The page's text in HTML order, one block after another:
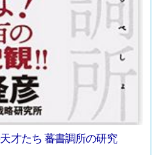
才たち 蕃書調所の研究